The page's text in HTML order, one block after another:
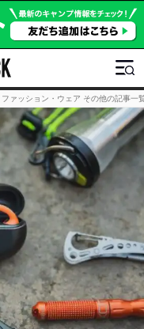
ファッション・ウェア その他の記事一